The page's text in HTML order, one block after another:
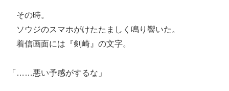
その時。
ソウジのスマホがけたたましく鳴り響いた。
着信画面には『剣崎』の文字。
「……悪い予感がするな」